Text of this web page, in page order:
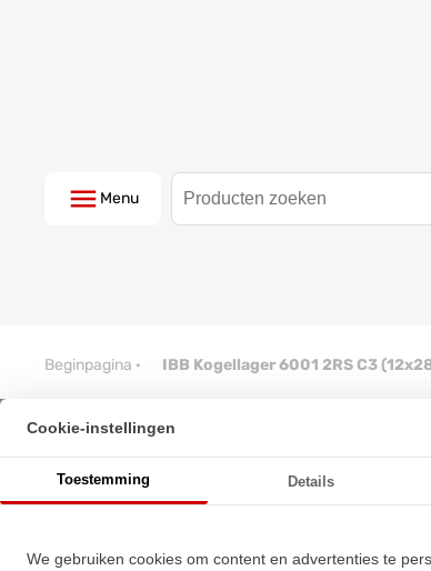
Menu
Beginpagina · IBB Kogellager 6001 2RS C3
Cookie-instellingen
Toestemming Details
We gebruiken cookies om content en advertenties te
IBB Kogellager 6001 2RS
★★★★★
★★★★★